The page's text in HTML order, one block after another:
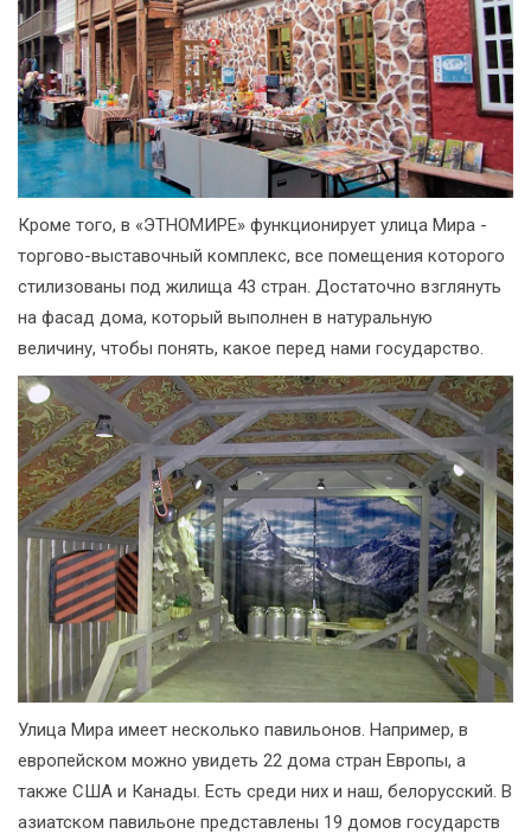
Кроме того, в «ЭТНОМИРЕ» функционирует улица Мира -
торгово-выставочный комплекс, все помещения которого
стилизованы под жилища 43 стран. Достаточно взглянуть
на фасад дома, который выполнен в натуральную
величину, чтобы понять, какое перед нами государство.
Улица Мира имеет несколько павильонов. Например, в
европейском можно увидеть 22 дома стран Европы, а
также США и Канады. Есть среди них и наш, белорусский. В
азиатском павильоне представлены 19 домов государств